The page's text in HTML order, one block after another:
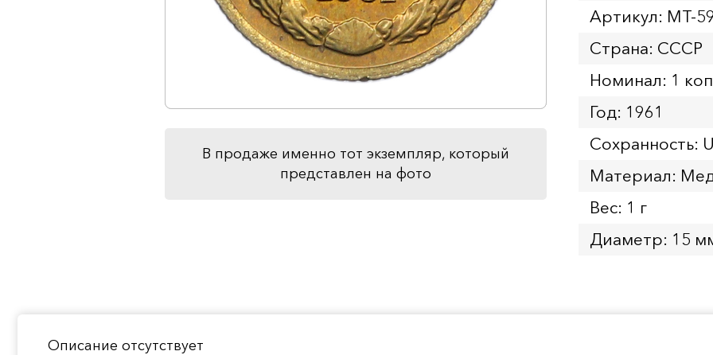
В продаже именно тот экземпляр, который
представлен на фото
Артикул: MT-
Страна: СССР
Номинал: 1
Год: 1961
Сохранность:
Материал:
Вес: 1 г
Диаметр: 15
Описание отсутствует